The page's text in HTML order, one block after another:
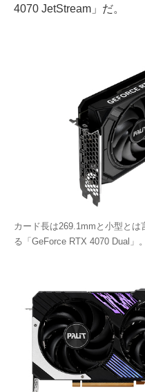
4070 JetStream」だ。
カード長は269.1mmと小型と
る「GeForce RTX 4070 Dual」